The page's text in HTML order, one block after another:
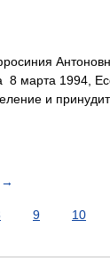
марта 1994,
и
→
9 10